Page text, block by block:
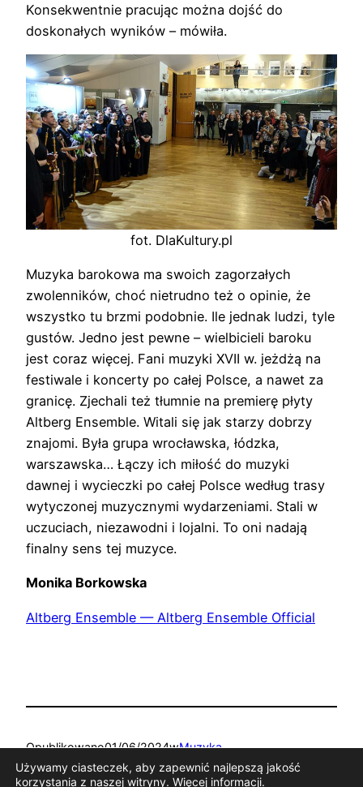
Konsekwentnie pracując można dojść do
doskonałych wyników – mówiła.
fot. DlaKultury.pl
Muzyka barokowa ma swoich zagorzałych
zwolenników, choć nietrudno też o opinie, że
wszystko tu brzmi podobnie. Ile jednak ludzi, tyle
gustów. Jedno jest pewne – wielbicieli baroku
jest coraz więcej. Fani muzyki XVII w. jeżdżą na
festiwale i koncerty po całej Polsce, a nawet za
granicę. Zjechali też tłumnie na premierę płyty
Altberg Ensemble. Witali się jak starzy dobrzy
znajomi. Była grupa wrocławska, łódzka,
warszawska… Łączy ich miłość do muzyki
dawnej i wycieczki po całej Polsce według trasy
wytyczonej muzycznymi wydarzeniami. Stali w
uczuciach, niezawodni i lojalni. To oni nadają
finalny sens tej muzyce.
Monika Borkowska
Altberg Ensemble — Altberg Ensemble Official
Opublikowano01/06/2024wMuzyka
Używamy ciasteczek, aby zapewnić najlepszą jakość
korzystania z naszej witryny. Więcej informacji.